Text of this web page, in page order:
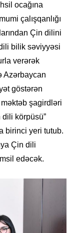
ocağına
çalışqanlığı
Çin dilini
bilik səviyyəsi
verərək
Azərbaycan
göstərən
məktəb şagirdləri
körpüsü”
birinci yeri tutub.
Çin dili
edəcək.